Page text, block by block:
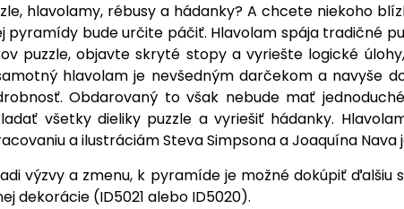
hlavolamy, rébusy a hádanky? A chcete niekoho
pyramídy bude určite páčiť. Hlavolam spája tradičné
puzzle, objavte skryté stopy a vyriešte logické
hlavolam je nevšedným darčekom a navyše
Obdarovaný to však nebude mať
všetky dieliky puzzle a vyriešiť hádanky.
a ilustráciám Steva Simpsona a Joaquína
výzvy a zmenu, k pyramíde je možné dokúpiť
dekorácie (ID5021 alebo ID5020).